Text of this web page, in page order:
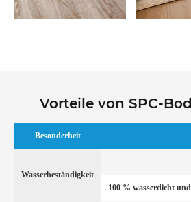
Heimdekoration
Vorteile von SPC-
Besonderheit
Wasserbeständigkeit
100 % wasserdicht